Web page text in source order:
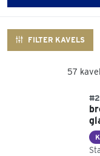
FILTER KAVELS
57